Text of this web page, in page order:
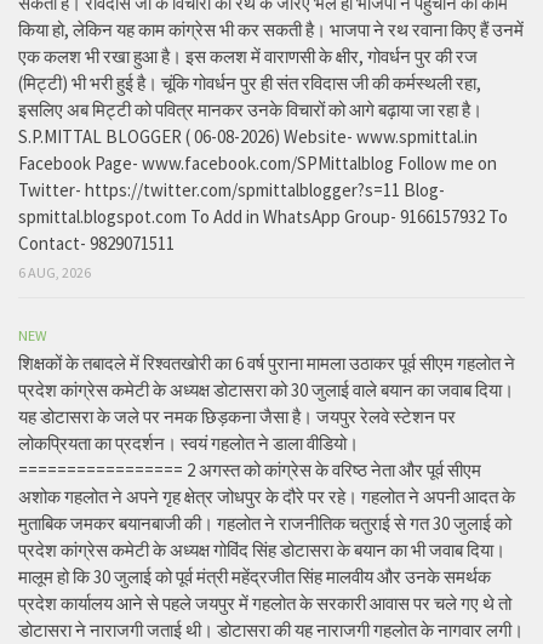
किया हो, लेकिन यह काम कांग्रेस भी कर सकती है। भाजपा ने रथ रवाना किए हैं उनमें
एक कलश भी रखा हुआ है। इस कलश में वाराणसी के क्षीर, गोवर्धन पुर की रज
(मिट्टी) भी भरी हुई है। चूंकि गोवर्धन पुर ही संत रविदास जी की कर्मस्थली रहा,
इसलिए अब मिट्टी को पवित्र मानकर उनके विचारों को आगे बढ़ाया जा रहा है।
S.P.MITTAL BLOGGER ( 06-08-2026) Website- www.spmittal.in
Facebook Page- www.facebook.com/SPMittalblog Follow me on
Twitter- https://twitter.com/spmittalblogger?s=11 Blog-
spmittal.blogspot.com To Add in WhatsApp Group- 9166157932 To
Contact- 9829071511
6 AUG, 2026
NEW
शिक्षकों के तबादले में रिश्वतखोरी का 6 वर्ष पुराना मामला उठाकर पूर्व सीएम गहलोत ने
प्रदेश कांग्रेस कमेटी के अध्यक्ष डोटासरा को 30 जुलाई वाले बयान का जवाब दिया।
यह डोटासरा के जले पर नमक छिड़कना जैसा है। जयपुर रेलवे स्टेशन पर
लोकप्रियता का प्रदर्शन। स्वयं गहलोत ने डाला वीडियो।
================= 2 अगस्त को कांग्रेस के वरिष्ठ नेता और पूर्व सीएम
अशोक गहलोत ने अपने गृह क्षेत्र जोधपुर के दौरे पर रहे। गहलोत ने अपनी आदत के
मुताबिक जमकर बयानबाजी की। गहलोत ने राजनीतिक चतुराई से गत 30 जुलाई को
प्रदेश कांग्रेस कमेटी के अध्यक्ष गोविंद सिंह डोटासरा के बयान का भी जवाब दिया।
मालूम हो कि 30 जुलाई को पूर्व मंत्री महेंद्रजीत सिंह मालवीय और उनके समर्थक
प्रदेश कार्यालय आने से पहले जयपुर में गहलोत के सरकारी आवास पर चले गए थे तो
डोटासरा ने नाराजगी जताई थी। डोटासरा की यह नाराजगी गहलोत के नागवार लगी।